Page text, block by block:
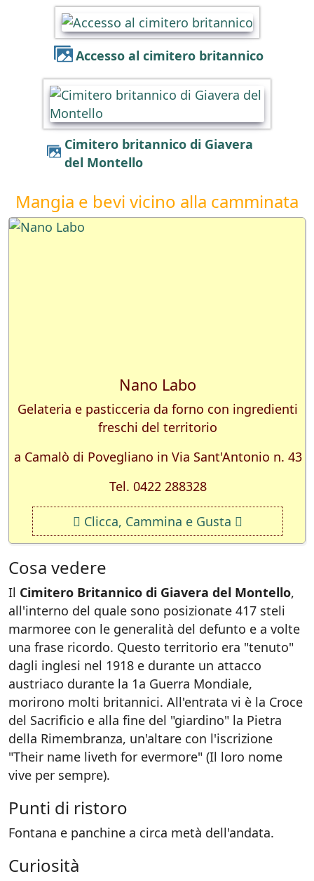
Accesso al cimitero britannico
Cimitero britannico di Giavera
del Montello
Mangia e bevi vicino alla camminata
Nano Labo
Gelateria e pasticceria da forno con ingredienti
freschi del territorio
a Camalò di Povegliano in Via Sant'Antonio n. 43
Tel. 0422 288328
Clicca, Cammina e Gusta
Cosa vedere
Il Cimitero Britannico di Giavera del Montello,
all'interno del quale sono posizionate 417 steli
marmoree con le generalità del defunto e a volte
una frase ricordo. Questo territorio era "tenuto"
dagli inglesi nel 1918 e durante un attacco
austriaco durante la 1a Guerra Mondiale,
morirono molti britannici. All'entrata vi è la Croce
del Sacrificio e alla fine del "giardino" la Pietra
della Rimembranza, un'altare con l'iscrizione
"Their name liveth for evermore" (Il loro nome
vive per sempre).
Punti di ristoro
Fontana e panchine a circa metà dell'andata.
Curiosità